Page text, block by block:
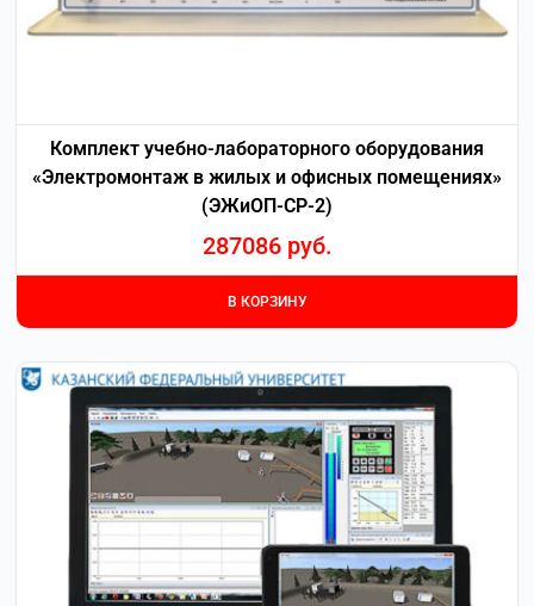
Комплект учебно-лабораторного оборудования
«Электромонтаж в жилых и офисных помещениях»
(ЭЖиОП-СР-2)
287086 руб.
В КОРЗИНУ